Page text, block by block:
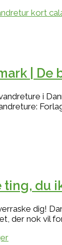
|
i
ting, du
dig!
der nok vil